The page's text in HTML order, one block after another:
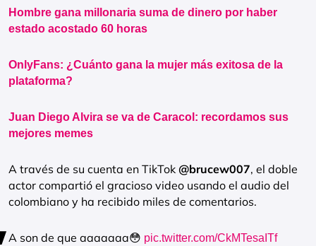
Hombre gana millonaria suma de dinero por haber
estado acostado 60 horas
OnlyFans: ¿Cuánto gana la mujer más exitosa de la
plataforma?
Juan Diego Alvira se va de Caracol: recordamos sus
mejores memes
A través de su cuenta en TikTok @brucew007, el doble
actor compartió el gracioso video usando el audio del
colombiano y ha recibido miles de comentarios.
A son de que aaaaaaa😳 pic.twitter.com/CkMTesaITf